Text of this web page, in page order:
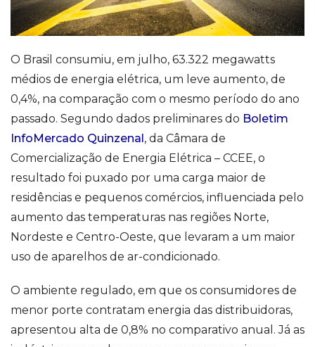
O Brasil consumiu, em julho, 63.322 megawatts
médios de energia elétrica, um leve aumento, de
0,4%, na comparação com o mesmo período do ano
passado. Segundo dados preliminares do Boletim
InfoMercado Quinzenal , da Câmara de
Comercialização de Energia Elétrica – CCEE, o
resultado foi puxado por uma carga maior de
residências e pequenos comércios, influenciada pelo
aumento das temperaturas nas regiões Norte,
Nordeste e Centro-Oeste, que levaram a um maior
uso de aparelhos de ar-condicionado.
O ambiente regulado, em que os consumidores de
menor porte contratam energia das distribuidoras,
apresentou alta de 0,8% no comparativo anual. Já as